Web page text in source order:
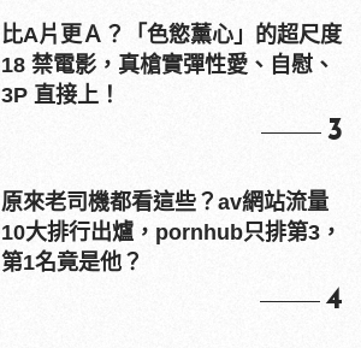
比A片更Ａ？「色慾薰心」的超尺度
18 禁電影，真槍實彈性愛、自慰、
3P 直接上！
3
原來老司機都看這些？av網站流量
10大排行出爐，pornhub只排第3，
第1名竟是他？
4